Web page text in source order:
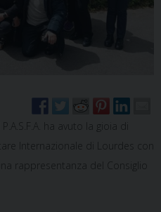
ha avuto la gioia di
Internazionale di Lourdes con
rappresentanza del Consiglio